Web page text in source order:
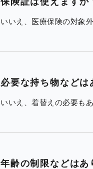
いいえ、医療保険の対象
必要な持ち物などは
いいえ、着替えの必要も
年齢の制限などはあ